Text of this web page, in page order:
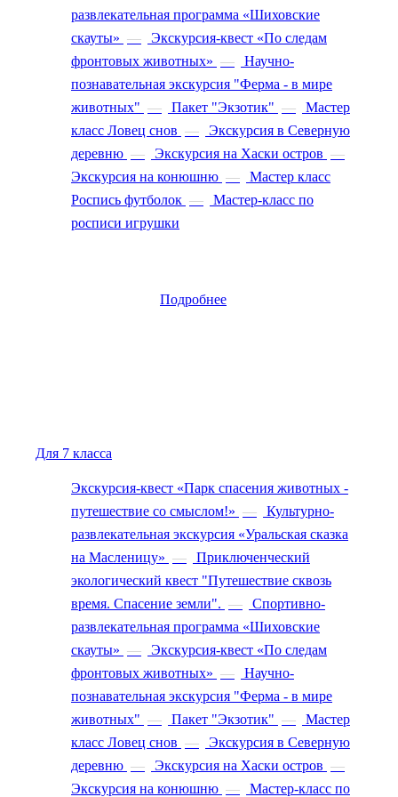
развлекательная программа «Шиховские
скауты» —
Экскурсия-квест «По следам
фронтовых животных» —
Научно-
познавательная экскурсия "Ферма - в мире
животных" — Пакет "Экзотик" —
Мастер
класс Ловец снов —
Экскурсия в Северную
деревню — Экскурсия на Хаски остров —
Экскурсия на конюшню —
Мастер класс
Роспись футболок —
Мастер-класс по
росписи игрушки
Подробнее
Для 7 класса
Экскурсия-квест «Парк спасения животных -
путешествие со смыслом!» —
Культурно-
развлекательная экскурсия «Уральская сказка
на Масленицу» —
Приключенческий
экологический квест "Путешествие сквозь
время. Спасение земли". —
Спортивно-
развлекательная программа «Шиховские
скауты» —
Экскурсия-квест «По следам
фронтовых животных» —
Научно-
познавательная экскурсия "Ферма - в мире
животных" — Пакет "Экзотик" —
Мастер
класс Ловец снов —
Экскурсия в Северную
деревню — Экскурсия на Хаски остров —
Экскурсия на конюшню —
Мастер-класс по